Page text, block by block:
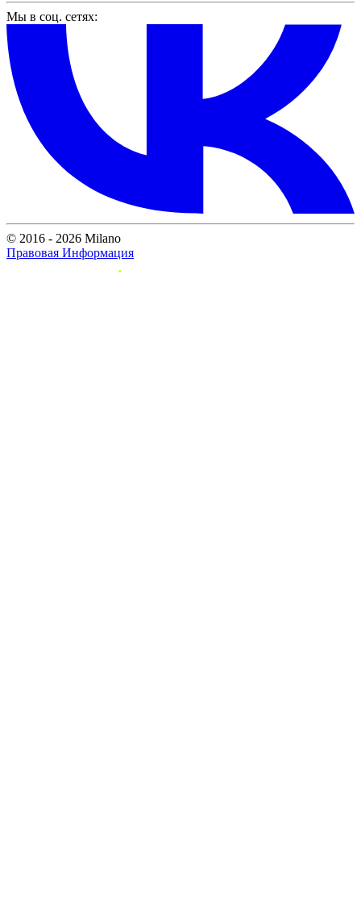
Мы в соц. сетях:
© 2016 - 2026 Milano
Правовая Информация